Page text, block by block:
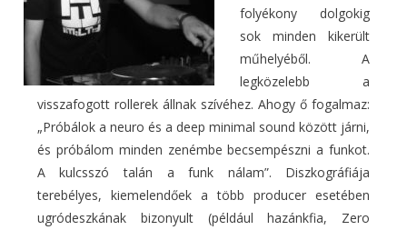
folyékony dolgokig
sok minden kikerült
műhelyéből. A
legközelebb a
visszafogott rollerek állnak szívéhez. Ahogy ő fogalmaz:
„Próbálok a neuro és a deep minimal sound között járni,
és próbálom minden zenémbe becsempészni a funkot.
A kulcsszó talán a funk nálam”. Diszkográfiája
terebélyes, kiemelendőek a több producer esetében
ugródeszkának bizonyult (például hazánkfia, Zero